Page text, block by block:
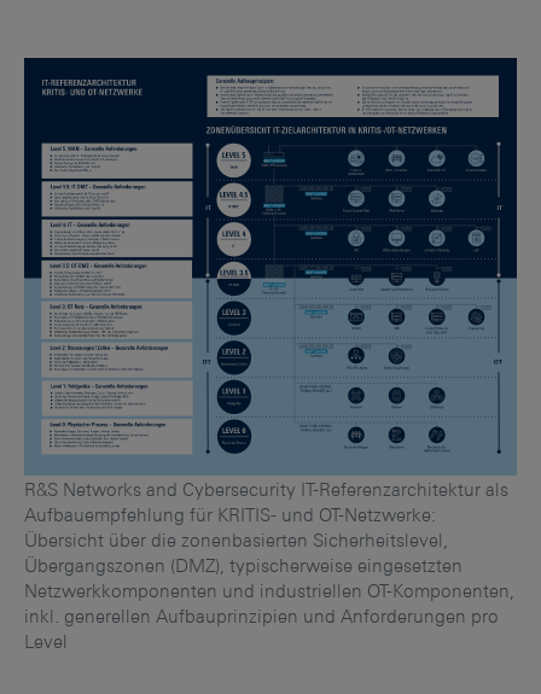
R&S Networks and Cybersecurity IT-Referenzarchitektur als
Aufbauempfehlung für KRITIS- und OT-Netzwerke:
Übersicht über die zonenbasierten Sicherheitslevel,
Übergangszonen (DMZ), typischerweise eingesetzten
Netzwerkkomponenten und industriellen OT-Komponenten,
inkl. generellen Aufbauprinzipien und Anforderungen pro
Level